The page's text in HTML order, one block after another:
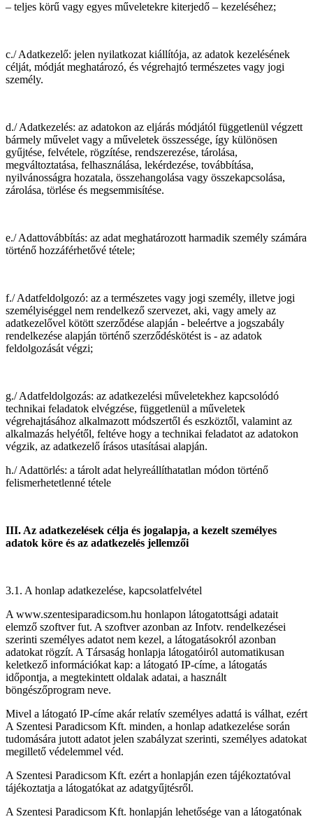
– teljes körű vagy egyes műveletekre kiterjedő – kezeléséhez;
c./ Adatkezelő: jelen nyilatkozat kiállítója, az adatok kezelésének
célját, módját meghatározó, és végrehajtó természetes vagy jogi
személy.
d./ Adatkezelés: az adatokon az eljárás módjától függetlenül végzett
bármely művelet vagy a műveletek összessége, így különösen
gyűjtése, felvétele, rögzítése, rendszerezése, tárolása,
megváltoztatása, felhasználása, lekérdezése, továbbítása,
nyilvánosságra hozatala, összehangolása vagy összekapcsolása,
zárolása, törlése és megsemmisítése.
e./ Adattovábbítás: az adat meghatározott harmadik személy számára
történő hozzáférhetővé tétele;
f./ Adatfeldolgozó: az a természetes vagy jogi személy, illetve jogi
személyiséggel nem rendelkező szervezet, aki, vagy amely az
adatkezelővel kötött szerződése alapján - beleértve a jogszabály
rendelkezése alapján történő szerződéskötést is - az adatok
feldolgozását végzi;
g./ Adatfeldolgozás: az adatkezelési műveletekhez kapcsolódó
technikai feladatok elvégzése, függetlenül a műveletek
végrehajtásához alkalmazott módszertől és eszköztől, valamint az
alkalmazás helyétől, feltéve hogy a technikai feladatot az adatokon
végzik, az adatkezelő írásos utasításai alapján.
h./ Adattörlés: a tárolt adat helyreállíthatatlan módon történő
felismerhetetlenné tétele
III. Az adatkezelések célja és jogalapja, a kezelt személyes
adatok köre és az adatkezelés jellemzői
3.1. A honlap adatkezelése, kapcsolatfelvétel
A www.szentesiparadicsom.hu honlapon látogatottsági adatait
elemző szoftver fut. A szoftver azonban az Infotv. rendelkezései
szerinti személyes adatot nem kezel, a látogatásokról azonban
adatokat rögzít. A Társaság honlapja látogatóiról automatikusan
keletkező információkat kap: a látogató IP-címe, a látogatás
időpontja, a megtekintett oldalak adatai, a használt
böngészőprogram neve.
Mivel a látogató IP-címe akár relatív személyes adattá is válhat, ezért
A Szentesi Paradicsom Kft. minden, a honlap adatkezelése során
tudomására jutott adatot jelen szabályzat szerinti, személyes adatokat
megillető védelemmel véd.
A Szentesi Paradicsom Kft. ezért a honlapján ezen tájékoztatóval
tájékoztatja a látogatókat az adatgyűjtésről.
A Szentesi Paradicsom Kft. honlapján lehetősége van a látogatónak